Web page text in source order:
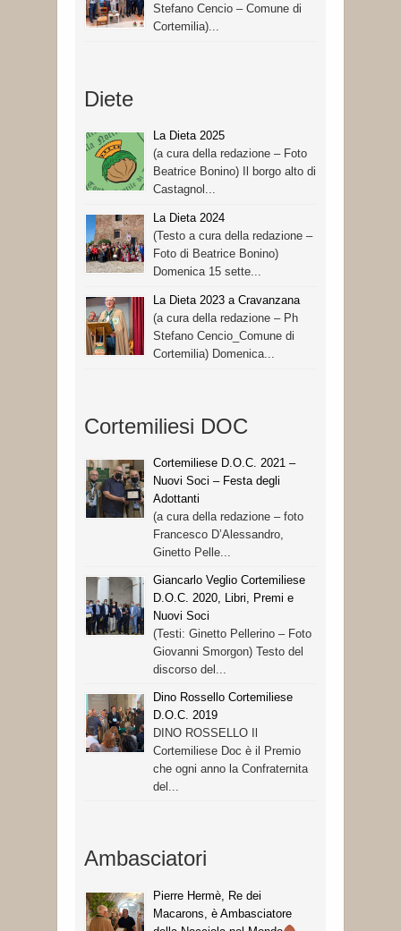
Stefano Cencio – Comune di
Cortemilia)...
Diete
La Dieta 2025
(a cura della redazione – Foto
Beatrice Bonino) Il borgo alto di
Castagnol...
La Dieta 2024
(Testo a cura della redazione –
Foto di Beatrice Bonino)
Domenica 15 sette...
La Dieta 2023 a Cravanzana
(a cura della redazione – Ph
Stefano Cencio_Comune di
Cortemilia) Domenica...
Cortemiliesi DOC
Cortemiliese D.O.C. 2021 –
Nuovi Soci – Festa degli
Adottanti
(a cura della redazione – foto
Francesco D’Alessandro,
Ginetto Pelle...
Giancarlo Veglio Cortemiliese
D.O.C. 2020, Libri, Premi e
Nuovi Soci
(Testi: Ginetto Pellerino – Foto
Giovanni Smorgon) Testo del
discorso del...
Dino Rossello Cortemiliese
D.O.C. 2019
DINO ROSSELLO Il
Cortemiliese Doc è il Premio
che ogni anno la Confraternita
del...
Ambasciatori
Pierre Hermè, Re dei
Macarons, è Ambasciatore